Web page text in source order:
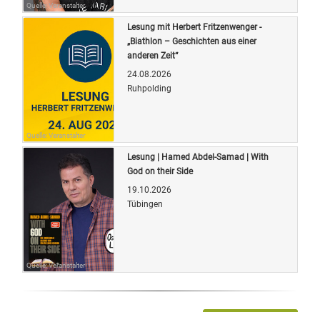
Quelle: Veranstalter
Quelle: Veranstalter
Lesung mit Herbert Fritzenwenger -
„Biathlon – Geschichten aus einer
anderen Zeit“
24.08.2026
Ruhpolding
Quelle: Veranstalter
Lesung | Hamed Abdel-Samad | With
God on their Side
19.10.2026
Tübingen